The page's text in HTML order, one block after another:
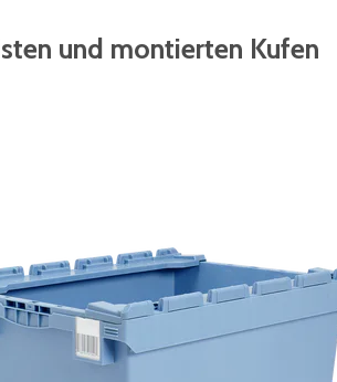
und montierten Kufen